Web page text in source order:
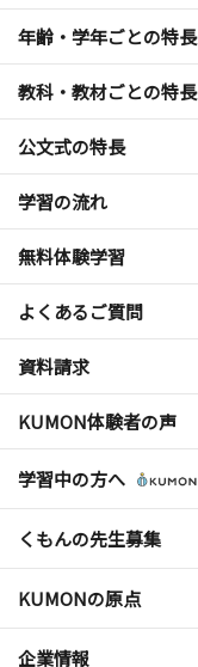
年齢・学年ごとの特長
教科・教材ごとの特長
公文式の特長
学習の流れ
無料体験学習
よくあるご質問
資料請求
KUMON体験者の声
学習中の方へ
くもんの先生募集
KUMONの原点
企業情報